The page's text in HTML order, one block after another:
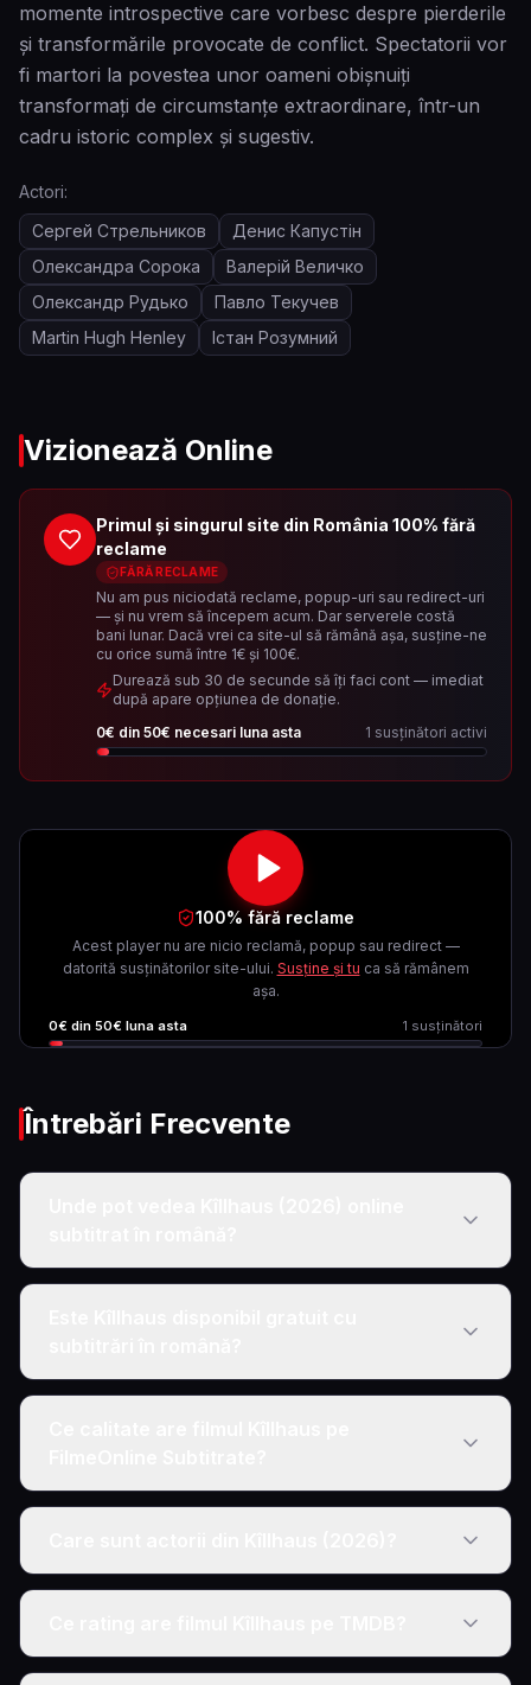
momente introspective care vorbesc despre pierderile
și transformările provocate de conflict. Spectatorii vor
fi martori la povestea unor oameni obișnuiți
transformați de circumstanțe extraordinare, într-un
cadru istoric complex și sugestiv.
Actori:
Сергей Стрельников
Денис Капустін
Олександра Сорока
Валерій Величко
Олександр Рудько
Павло Текучев
Martin Hugh Henley
Істан Розумний
Vizionează Online
Primul și singurul site din România 100% fără
reclame
FĂRĂ RECLAME
Nu am pus niciodată reclame, popup-uri sau redirect-uri
— și nu vrem să începem acum. Dar serverele costă
bani lunar. Dacă vrei ca site-ul să rămână așa, susține-ne
cu orice sumă între 1€ și 100€.
Durează sub 30 de secunde să îți faci cont — imediat
după apare opțiunea de donație.
0€ din 50€ necesari luna asta 1 susținători activi
100% fără reclame
Acest player nu are nicio reclamă, popup sau redirect —
datorită susținătorilor site-ului. Susține și tu ca să rămânem
așa.
0€ din 50€ luna asta 1 susținători
Întrebări Frecvente